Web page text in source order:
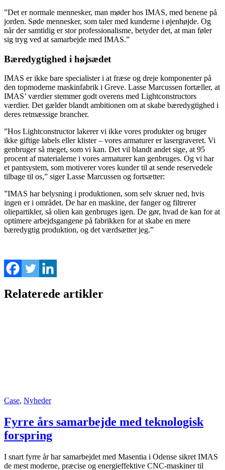
”Det er normale mennesker, man møder hos IMAS, med benene på
jorden. Søde mennesker, som taler med kunderne i øjenhøjde. Og
når der samtidig er stor professionalisme, betyder det, at man føler
sig tryg ved at samarbejde med IMAS.”
Bæredygtighed i højsædet
IMAS er ikke bare specialister i at fræse og dreje komponenter på
den topmoderne maskinfabrik i Greve. Lasse Marcussen fortæller, at
IMAS’ værdier stemmer godt overens med Lightconstructors
værdier. Det gælder blandt ambitionen om at skabe bæredygtighed i
deres retmæssige brancher.
”Hos Lightconstructor lakerer vi ikke vores produkter og bruger
ikke giftige labels eller klister – vores armaturer er lasergraveret. Vi
genbruger så meget, som vi kan. Det vil blandt andet sige, at 95
procent af materialerne i vores armaturer kan genbruges. Og vi har
et pantsystem, som motiverer vores kunder til at sende reservedele
tilbage til os,” siger Lasse Marcussen og fortsætter:
”IMAS har belysning i produktionen, som selv skruer ned, hvis
ingen er i området. De har en maskine, der fanger og filtrerer
oliepartikler, så olien kan genbruges igen. De gør, hvad de kan for at
optimere arbejdsgangene på fabrikken for at skabe en mere
bæredygtig produktion, og det værdsætter jeg.”
Relaterede artikler
Case, Nyheder
Fyrre års samarbejde med teknologisk
forspring
I snart fyrre år har samarbejdet med Masentia i Odense sikret IMAS
de mest moderne, præcise og energieffektive CNC-maskiner til